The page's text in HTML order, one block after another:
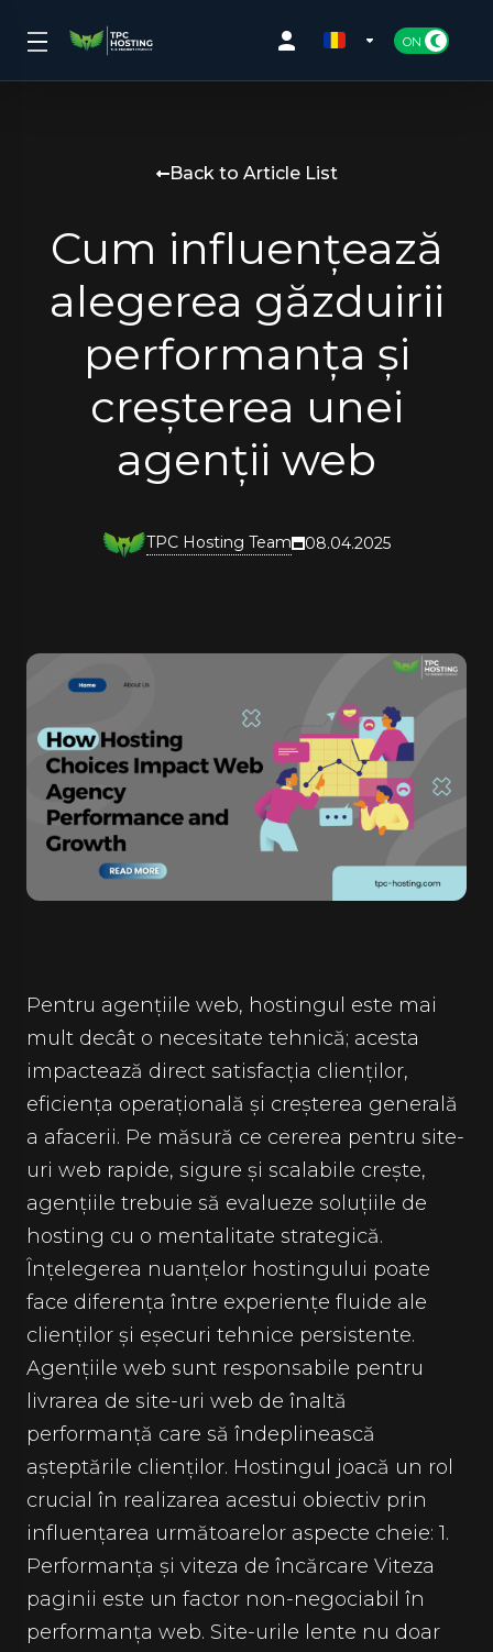
Back to Article List
Cum influențează
alegerea găzduirii
performanța și
creșterea unei
agenții web
TPC Hosting Team 08.04.2025
Pentru agențiile web, hostingul este mai
mult decât o necesitate tehnică; acesta
impactează direct satisfacția clienților,
eficiența operațională și creșterea generală
a afacerii. Pe măsură ce cererea pentru site-
uri web rapide, sigure și scalabile crește,
agențiile trebuie să evalueze soluțiile de
hosting cu o mentalitate strategică.
Înțelegerea nuanțelor hostingului poate
face diferența între experiențe fluide ale
clienților și eșecuri tehnice persistente.
Agențiile web sunt responsabile pentru
livrarea de site-uri web de înaltă
performanță care să îndeplinească
așteptările clienților. Hostingul joacă un rol
crucial în realizarea acestui obiectiv prin
influențarea următoarelor aspecte cheie: 1.
Performanța și viteza de încărcare Viteza
paginii este un factor non-negociabil în
performanța web. Site-urile lente nu doar